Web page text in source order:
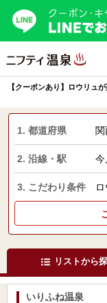
【クーポンあり】ロウリュ
1. 都道府県
2. 沿線・駅 今
3. こだわり条件
リストから
いりふね温泉